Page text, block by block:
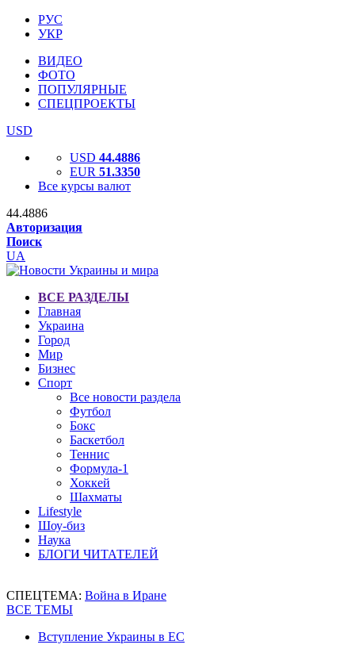
РУС
УКР
ВИДЕО
ФОТО
ПОПУЛЯРНЫЕ
СПЕЦПРОЕКТЫ
USD
USD 44.4886
EUR 51.3350
Все курсы валют
44.4886
Авторизация
Поиск
UA
ВСЕ РАЗДЕЛЫ
Главная
Украина
Город
Мир
Бизнес
Спорт
Все новости раздела
Футбол
Бокс
Баскетбол
Теннис
Формула-1
Хоккей
Шахматы
Lifestyle
Шоу-биз
Наука
БЛОГИ ЧИТАТЕЛЕЙ
СПЕЦТЕМА: Война в Иране
ВСЕ ТЕМЫ
Вступление Украины в ЕС